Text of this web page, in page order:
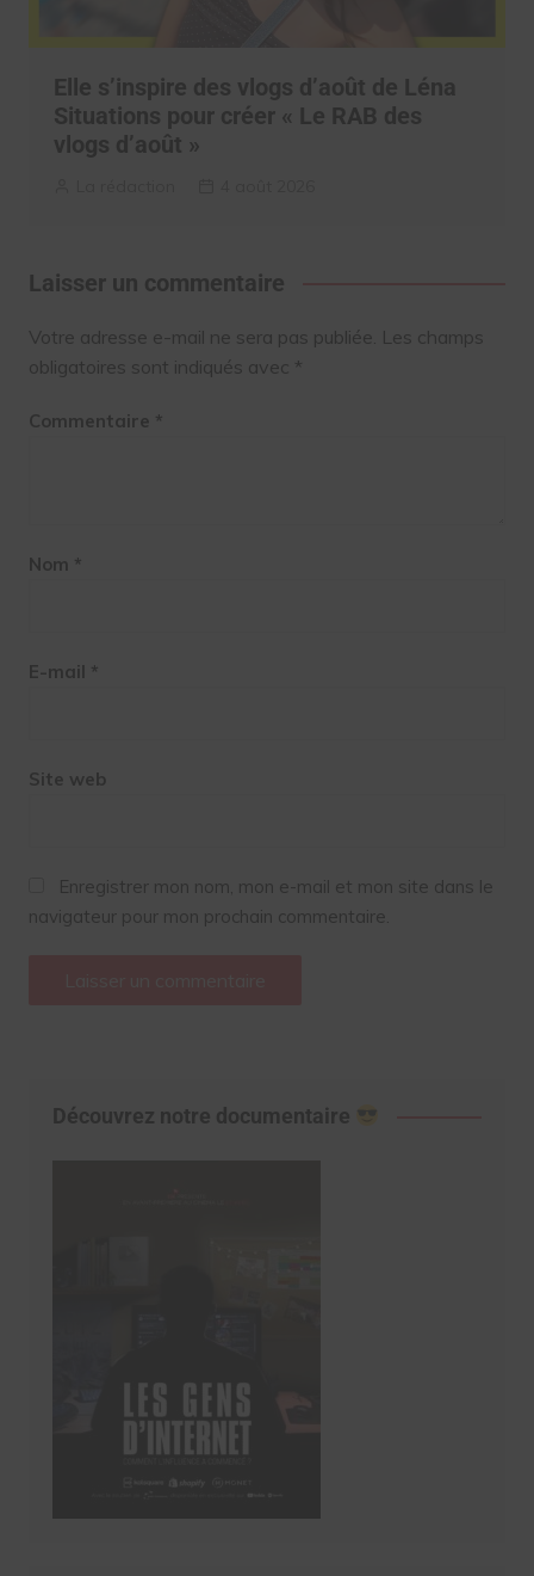
Elle s’inspire des vlogs d’août de Léna
Situations pour créer « Le RAB des
vlogs d’août »
Laisser un commentaire
Votre adresse e-mail ne sera pas publiée. Les champs
obligatoires sont indiqués avec *
Commentaire *
Nom *
E-mail *
Site web
Enregistrer mon nom, mon e-mail et mon site dans le
navigateur pour mon prochain commentaire.
Découvrez notre documentaire